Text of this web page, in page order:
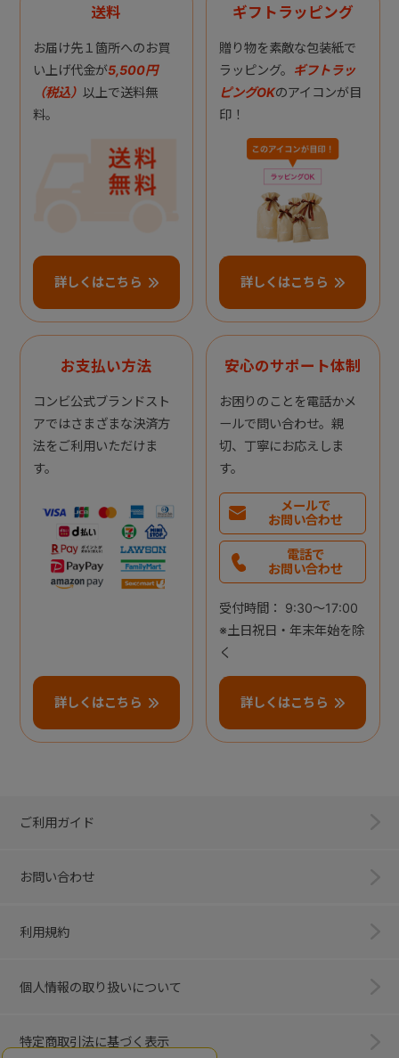
送料
お届け先１箇所へのお買
い上げ代金が5,500円
（税込） 以上で送料無
料。
詳しくはこちら
ギフトラッピング
贈り物を素敵な包装紙で
ラッピング。 ギフトラッ
ピングOKのアイコンが目
印！
詳しくはこちら
お支払い方法
コンビ公式ブランドスト
アではさまざまな決済方
法をご利用いただけま
す。
詳しくはこちら
安心のサポート体制
お困りのことを電話かメ
ールで問い合わせ。親
切、丁寧にお応えしま
す。
メールで
お問い合わせ
電話で
お問い合わせ
受付時間： 9:30～17:00
※土日祝日・年末年始を除
く
詳しくはこちら
ご利用ガイド
お問い合わせ
利用規約
個人情報の取り扱いについて
特定商取引法に基づく表示